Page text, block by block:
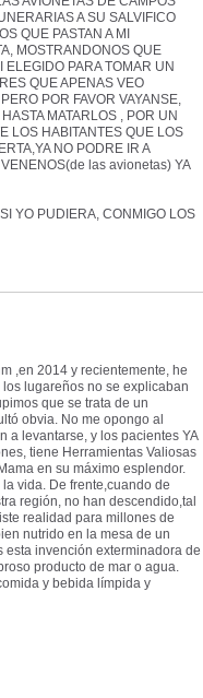
A SU SALVIFICO
QUE PASTAN A MI
MOSTRANDONOS QUE
ELEGIDO PARA TOMAR UN
QUE APENAS VEO
POR FAVOR VAYANSE,
MATARLOS , POR UN
LOS HABITANTES QUE LOS
NO PODRE IR A
las avionetas) YA
YO PUDIERA, CONMIGO LOS
,en 2014 y recientemente, he
lugareños no se explicaban
que se trata de un
obvia. No me opongo al
a levantarse, y los pacientes YA
tiene Herramientas Valiosas
en su máximo esplendor.
vida. De frente,cuando de
región, no han descendido,tal
realidad para millones de
nutrido en la mesa de un
invención exterminadora de
producto de mar o agua.
y bebida límpida y